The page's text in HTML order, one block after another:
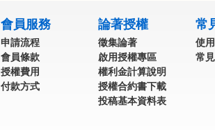
會員服務
申請流程
會員條款
授權費用
付款方式
論著授權
徵集論著
啟用授權專區
權利金計算說明
授權合約書下載
投稿基本資料表
常
使
常